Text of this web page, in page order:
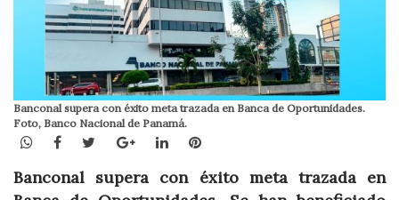
Banconal supera con éxito meta trazada en Banca de Oportunidades.
Foto, Banco Nacional de Panamá.
WhatsApp
Facebook
TwitterGoogle+LinkedInPinterest
Banconal supera con éxito meta trazada en